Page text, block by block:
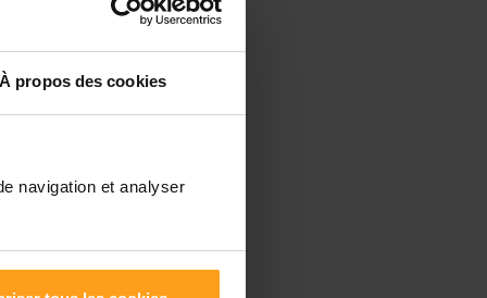
À propos des cookies
navigation et analyser